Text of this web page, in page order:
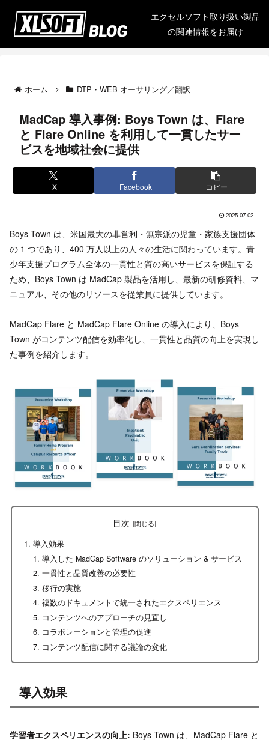
エクセルソフト取り扱い製品
の関連情報をお届け
ホーム DTP・WEB オーサリング／翻訳
MadCap 導入事例: Boys Town は、Flare
と Flare Online を利用して一貫したサー
ビスを地域社会に提供
X Facebook コピー
2025.07.02
Boys Town は、米国最大の非営利・無宗派の児童・家族支援団体
の 1 つであり、400 万人以上の人々の生活に関わっています。青
少年支援プログラム全体の一貫性と質の高いサービスを保証する
ため、Boys Town は MadCap 製品を活用し、最新の研修資料、マ
ニュアル、その他のリソースを従業員に提供しています。
MadCap Flare と MadCap Flare Online の導入により、Boys
Town がコンテンツ配信を効率化し、一貫性と品質の向上を実現し
た事例を紹介します。
目次
導入効果
導入した MadCap Software のソリューション & サービス
一貫性と品質改善の必要性
移行の実施
複数のドキュメントで統一されたエクスペリエンス
コンテンツへのアプローチの見直し
コラボレーションと管理の促進
コンテンツ配信に関する議論の変化
導入効果
学習者エクスペリエンスの向上: Boys Town は、MadCap Flare と